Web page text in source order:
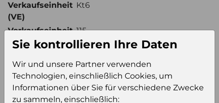
Verkaufseinheit
(VE)
Kt6
Verkaufseinheit
pro Palette
115
Stückzahl pro
Palette
690
Sie kontrollieren Ihre Daten
Wir und unsere Partner verwenden
Technologien, einschließlich Cookies, um
Informationen über Sie für verschiedene Zwecke
zu sammeln, einschließlich: